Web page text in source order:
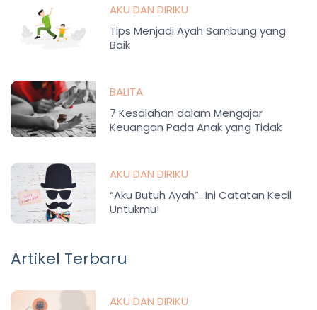
AKU DAN DIRIKU
Tips Menjadi Ayah Sambung yang
Baik
BALITA
7 Kesalahan dalam Mengajar
Keuangan Pada Anak yang Tidak
AKU DAN DIRIKU
“Aku Butuh Ayah”…Ini Catatan Kecil
Untukmu!
Artikel Terbaru
AKU DAN DIRIKU